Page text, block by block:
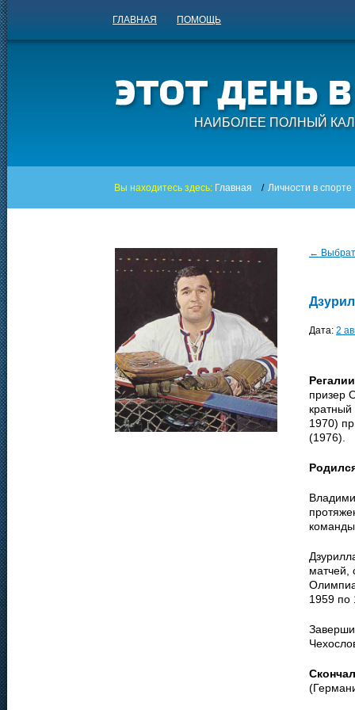
ГЛАВНАЯ ПОМОЩЬ
НАИБОЛЕЕ ПОЛНЫЙ
Вы находитесь здесь: Главная / Личности в спорте
←
Дата: 2
призер
1970)
(1976).
матчей,
1959 по